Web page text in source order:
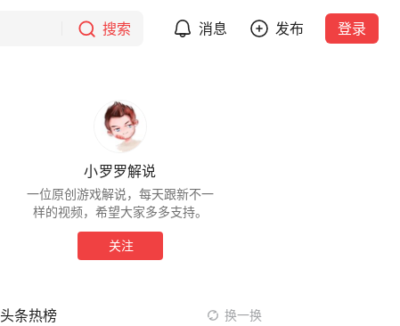
搜索 消息 发布 登录
小罗罗解说
一位原创游戏解说，每天跟新不一
样的视频，希望大家多多支持。
关注
头条热榜 换一换